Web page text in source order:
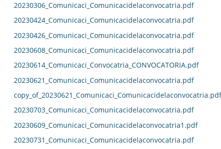
20230306_Comunicaci_Comunicacidelaconvocatria.pdf
20230424_Comunicaci_Comunicacidelaconvocatria.pdf
20230426_Comunicaci_Comunicacidelaconvocatria.pdf
20230608_Comunicaci_Comunicacidelaconvocatria.pdf
20230614_Comunicaci_Convocatria_CONVOCATORIA.pdf
20230621_Comunicaci_Comunicacidelaconvocatria.pdf
copy_of_20230621_Comunicaci_Comunicacidelaconvocatria.pdf
20230703_Comunicaci_Comunicacidelaconvocatria.pdf
20230609_Comunicaci_Comunicacidelaconvocatria1.pdf
20230731_Comunicaci_Comunicacidelaconvocatria.pdf